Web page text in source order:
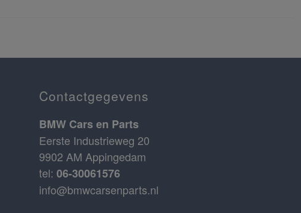
Contactgegevens
BMW Cars en Parts
Eerste Industrieweg 20
9902 AM Appingedam
tel: 06-30061576
info@bmwcarsenparts.nl